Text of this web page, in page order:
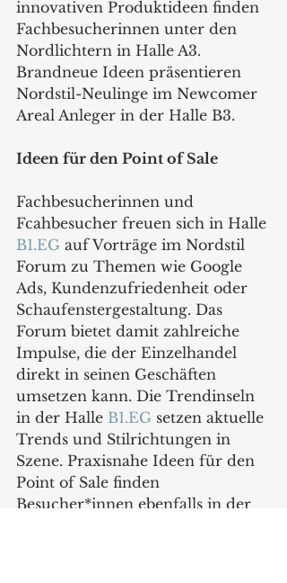
innovativen Produktideen finden
Fachbesucherinnen unter den
Nordlichtern in Halle A3.
Brandneue Ideen präsentieren
Nordstil-Neulinge im Newcomer
Areal Anleger in der Halle B3.
Ideen für den Point of Sale
Fachbesucherinnen und
Fcahbesucher freuen sich in Halle
B1.EG auf Vorträge im Nordstil
Forum zu Themen wie Google
Ads, Kundenzufriedenheit oder
Schaufenstergestaltung. Das
Forum bietet damit zahlreiche
Impulse, die der Einzelhandel
direkt in seinen Geschäften
umsetzen kann. Die Trendinseln
in der Halle B1.EG setzen aktuelle
Trends und Stilrichtungen in
Szene. Praxisnahe Ideen für den
Point of Sale finden
Besucher*innen ebenfalls in der